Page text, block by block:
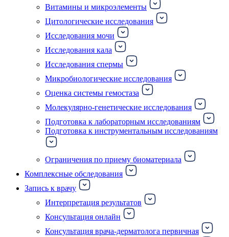
Витамины и микроэлементы
Цитологические исследования
Исследования мочи
Исследования кала
Исследования спермы
Микробиологические исследования
Оценка системы гемостаза
Молекулярно-генетические исследования
Подготовка к лабораторным исследованиям
Подготовка к инструментальным исследованиям
Ограничения по приему биоматериала
Комплексные обследования
Запись к врачу
Интерпретация результатов
Консультация онлайн
Консультация врача-дерматолога первичная